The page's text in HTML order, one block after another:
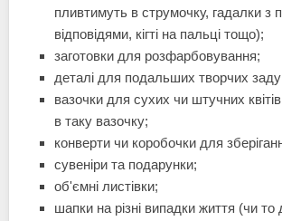
пливтимуть в струмочку, гадалки з
відповідями, кігті на пальці тощо);
заготовки для розфарбовування;
деталі для подальших творчих
вазочки для сухих чи штучних
в таку вазочку;
конверти чи коробочки для
сувеніри та подарунки;
об'ємні листівки;
шапки на різні випадки життя (чи то